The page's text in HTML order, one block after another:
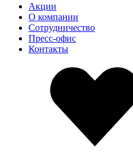
Акции
О компании
Сотрудничество
Пресс-офис
Контакты